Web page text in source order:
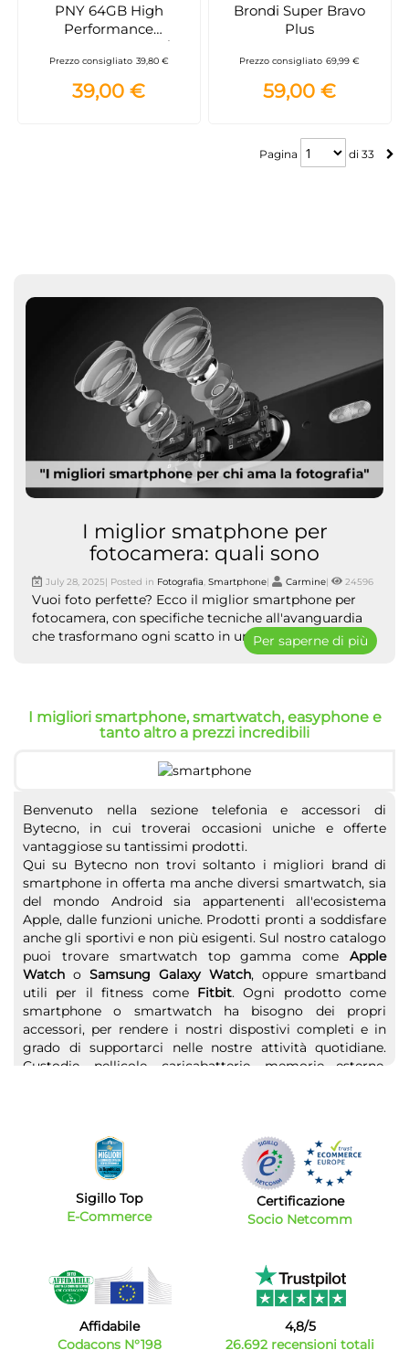
PNY 64GB High
Performance
MicroSDXC 80MB/s
64GB MicroSDXC UHS-I
Class 10 memoria flash
Prezzo consigliato 39,80 €
39,00 €
Brondi Super Bravo
Plus
Prezzo consigliato 69,99 €
59,00 €
Pagina
Pagina di 33
I miglior smatphone per
fotocamera: quali sono
July 28, 2025| Posted in Fotografia, Smartphone| Carmine| 24596
Vuoi foto perfette? Ecco il miglior smartphone per
fotocamera, con specifiche tecniche all'avanguardia
che trasformano ogni scatto in un capolavoro visivo.
Per saperne di più
I migliori smartphone, smartwatch, easyphone e
tanto altro a prezzi incredibili
Benvenuto nella sezione telefonia e accessori di
Bytecno, in cui troverai occasioni uniche e offerte
vantaggiose su tantissimi prodotti.
Qui su Bytecno non trovi soltanto i migliori brand di
smartphone in offerta ma anche diversi smartwatch, sia
del mondo Android sia appartenenti all'ecosistema
Apple, dalle funzioni uniche. Prodotti pronti a soddisfare
anche gli sportivi e non più esigenti. Sul nostro catalogo
puoi trovare smartwatch top gamma come Apple
Watch o Samsung Galaxy Watch, oppure smartband
utili per il fitness come Fitbit. Ogni prodotto come
smartphone o smartwatch ha bisogno dei propri
accessori, per rendere i nostri dispostivi completi e in
grado di supportarci nelle nostre attività quotidiane.
Custodie, pellicole, caricabatterie, memorie esterne,
solo smartphone e smartwatch, noi di Bytecno abbiamo
pensato proprio a tutti. Hai bisogno ditelefoni cordless
da mettere in B&B, camere di Hotel o semplicemente in
camera da letto? Scegli i migliori telefoni fissi o cordless
al miglior prezzo sul web. Non finisce qui, vuoi regalare
strette? Scopri i nostri
, con numeri grandi,
facili da vedere e facilissimi da premere.
Sigillo Top
E-Commerce
Certificazione
Socio Netcomm
Affidabile
Codacons N°198
4,8/5
26.692 recensioni totali